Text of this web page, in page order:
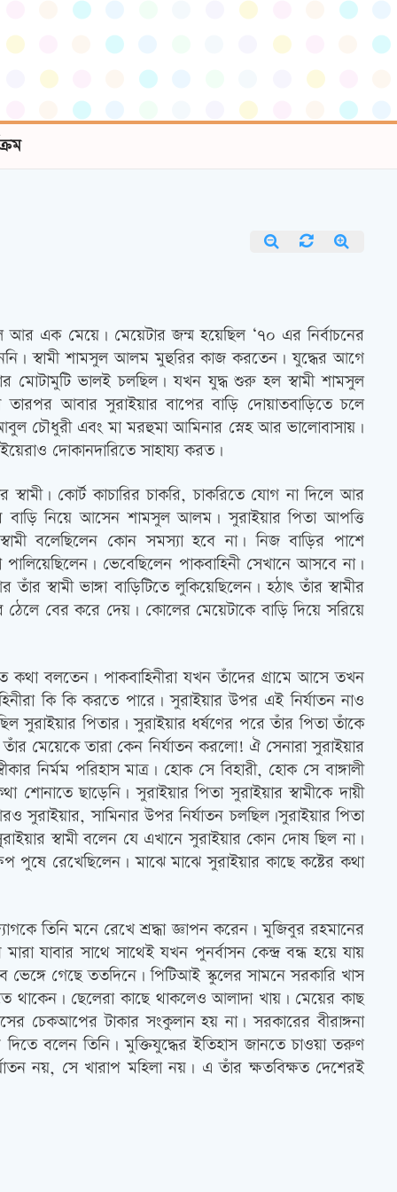
এক মেয়ে। মেয়েটার জন্ম হয়েছিল ‘৭০ এর নির্বাচনের
স্বামী শামসুল আলম মুহুরির কাজ করতেন। যুদ্ধের আগে
মোটামুটি ভালই চলছিল। যখন যুদ্ধ শুরু হল স্বামী শামসুল
আবার সুরাইয়ার বাপের বাড়ি দোয়াতবাড়িতে চলে
চৌধুরী এবং মা মরহুমা আমিনার স্নেহ আর ভালোবাসায়।
দোকানদারিতে সাহায্য করত।
কোর্ট কাচারির চাকরি, চাকরিতে যোগ না দিলে আর
বাড়ি নিয়ে আসেন শামসুল আলম। সুরাইয়ার পিতা আপত্তি
বলেছিলেন কোন সমস্যা হবে না। নিজ বাড়ির পাশে
ভেবেছিলেন পাকবাহিনী সেখানে আসবে না।
ভাঙ্গা বাড়িটিতে লুকিয়েছিলেন। হঠাৎ তাঁর স্বামীর
বের করে দেয়। কোলের মেয়েটাকে বাড়ি দিয়ে সরিয়ে
কথা বলতেন। পাকবাহিনীরা যখন তাঁদের গ্রামে আসে তখন
কি কি করতে পারে। সুরাইয়ার উপর এই নির্যাতন নাও
সুরাইয়ার পিতার। সুরাইয়ার ধর্ষণের পরে তাঁর পিতা তাঁকে
মেয়েকে তারা কেন নির্যাতন করলো! ঐ সেনারা সুরাইয়ার
নির্মম পরিহাস মাত্র। হোক সে বিহারী, হোক সে বাঙ্গালী
ছাড়েনি। সুরাইয়ার পিতা সুরাইয়ার স্বামীকে দায়ী
সামিনার উপর নির্যাতন চলছিল।সুরাইয়ার পিতা
স্বামী বলেন যে এখানে সুরাইয়ার কোন দোষ ছিল না।
রেখেছিলেন। মাঝে মাঝে সুরাইয়ার কাছে কষ্টের কথা
তিনি মনে রেখে শ্রদ্ধা জ্ঞাপন করেন। মুজিবুর রহমানের
যাবার সাথে সাথেই যখন পুনর্বাসন কেন্দ্র বন্ধ হয়ে যায়
গেছে ততদিনে। পিটিআই স্কুলের সামনে সরকারি খাস
ছেলেরা কাছে থাকলেও আলাদা খায়। মেয়ের কাছ
চেকআপের টাকার সংকুলান হয় না। সরকারের বীরাঙ্গনা
দিতে বলেন তিনি। মুক্তিযুদ্ধের ইতিহাস জানতে চাওয়া তরুণ
নয়, সে খারাপ মহিলা নয়। এ তাঁর ক্ষতবিক্ষত দেশেরই